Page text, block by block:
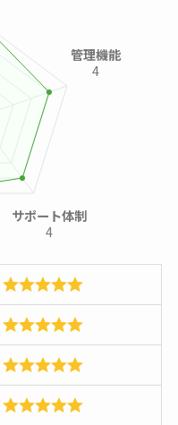
サポート体制
4
管理機能
4